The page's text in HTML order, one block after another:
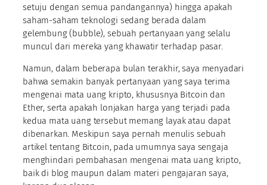
setuju dengan semua pandangannya) hingga apakah
saham-saham teknologi sedang berada dalam
gelembung (bubble), sebuah pertanyaan yang selalu
muncul dari mereka yang khawatir terhadap pasar.
Namun, dalam beberapa bulan terakhir, saya menyadari
bahwa semakin banyak pertanyaan yang saya terima
mengenai mata uang kripto, khususnya Bitcoin dan
Ether, serta apakah lonjakan harga yang terjadi pada
kedua mata uang tersebut memang layak atau dapat
dibenarkan. Meskipun saya pernah menulis sebuah
artikel tentang Bitcoin, pada umumnya saya sengaja
menghindari pembahasan mengenai mata uang kripto,
baik di blog maupun dalam materi pengajaran saya,